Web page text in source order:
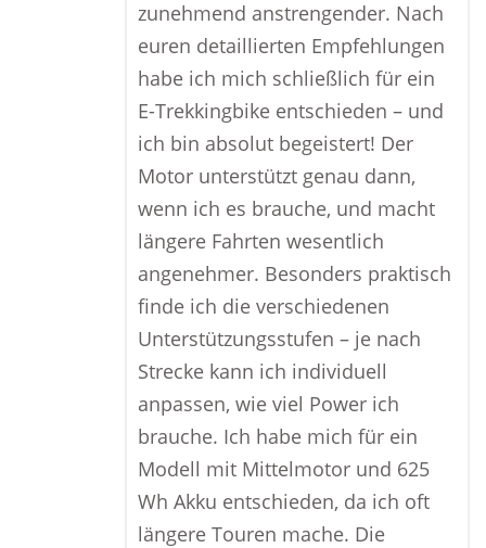
zunehmend anstrengender. Nach
euren detaillierten Empfehlungen
habe ich mich schließlich für ein
E-Trekkingbike entschieden – und
ich bin absolut begeistert! Der
Motor unterstützt genau dann,
wenn ich es brauche, und macht
längere Fahrten wesentlich
angenehmer. Besonders praktisch
finde ich die verschiedenen
Unterstützungsstufen – je nach
Strecke kann ich individuell
anpassen, wie viel Power ich
brauche. Ich habe mich für ein
Modell mit Mittelmotor und 625
Wh Akku entschieden, da ich oft
längere Touren mache. Die